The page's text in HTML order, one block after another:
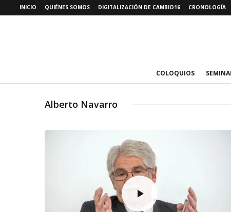
INICIO QUIÉNES SOMOS DIGITALIZACIÓN DE CAMBIO16 CRONOLOGÍA
COLOQUIOS
Alberto Navarro